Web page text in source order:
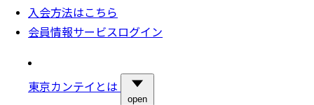
入会方法はこちら
会員情報サービスログイン
東京カンテイとは
open